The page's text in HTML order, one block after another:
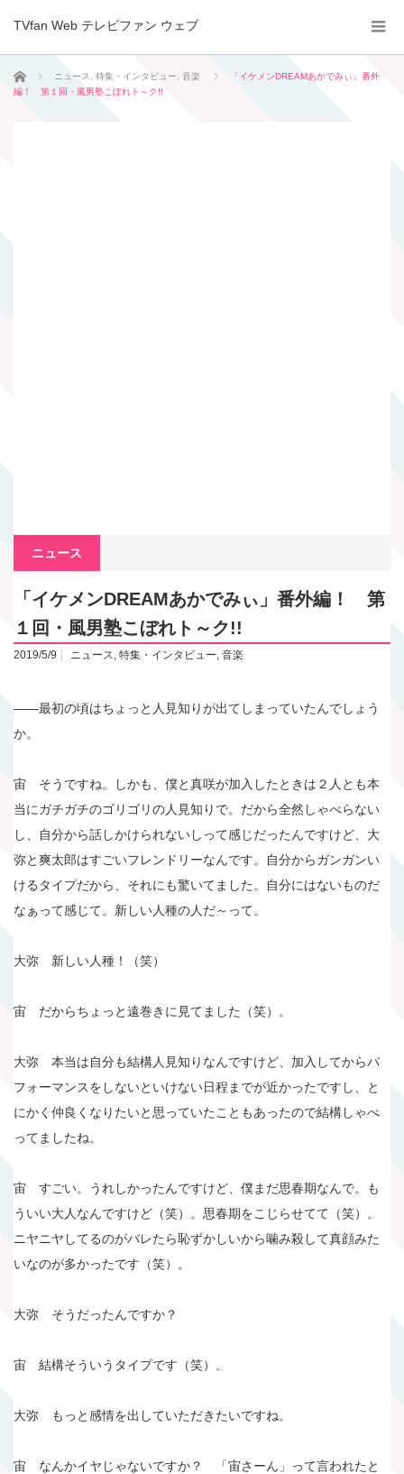
TVfan Web テレビファン ウェブ
ホーム ニュース 特集・インタビュー 音楽
「イケメンDREAMあかでみぃ」番外
編！ 第１回・風男塾こぼれト～ク!!
ニュース
「イケメンDREAMあかでみぃ」番外編！ 第
１回・風男塾こぼれト～ク!!
2019/5/9 ニュース, 特集・インタビュー, 音楽
――最初の頃はちょっと人見知りが出てしまっていたんでしょう
か。
宙 そうですね。しかも、僕と真咲が加入したときは２人とも本
当にガチガチのゴリゴリの人見知りで。だから全然しゃべらない
し、自分から話しかけられないしって感じだったんですけど、大
弥と爽太郎はすごいフレンドリーなんです。自分からガンガンい
けるタイプだから、それにも驚いてました。自分にはないものだ
なぁって感じて。新しい人種の人だ～って。
大弥 新しい人種！（笑）
宙 だからちょっと遠巻きに見てました（笑）。
大弥 本当は自分も結構人見知りなんですけど、加入してからパ
フォーマンスをしないといけない日程までが近かったですし、と
にかく仲良くなりたいと思っていたこともあったので結構しゃべ
ってましたね。
宙 すごい。うれしかったんですけど、僕まだ思春期なんで。も
ういい大人なんですけど（笑）。思春期をこじらせてて（笑）。
ニヤニヤしてるのがバレたら恥ずかしいから噛み殺して真顔みた
いなのが多かったです（笑）。
大弥 そうだったんですか？
宙 結構そういうタイプです（笑）。
大弥 もっと感情を出していただきたいですね。
宙 なんかイヤじゃないですか？ 「宙さーん」って言われたと